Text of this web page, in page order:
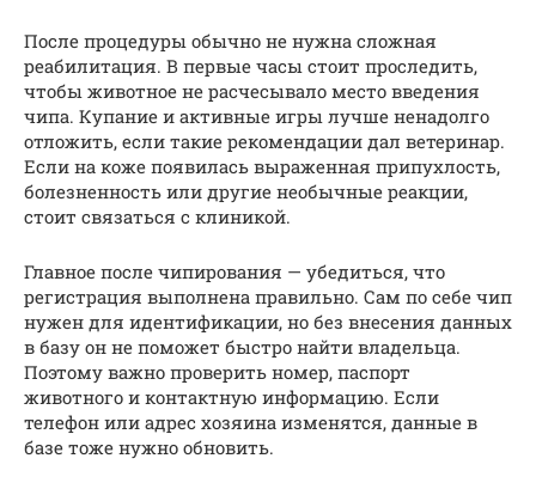
После процедуры обычно не нужна сложная
реабилитация. В первые часы стоит проследить,
чтобы животное не расчесывало место введения
чипа. Купание и активные игры лучше ненадолго
отложить, если такие рекомендации дал ветеринар.
Если на коже появилась выраженная припухлость,
болезненность или другие необычные реакции,
стоит связаться с клиникой.
Главное после чипирования — убедиться, что
регистрация выполнена правильно. Сам по себе чип
нужен для идентификации, но без внесения данных
в базу он не поможет быстро найти владельца.
Поэтому важно проверить номер, паспорт
животного и контактную информацию. Если
телефон или адрес хозяина изменятся, данные в
базе тоже нужно обновить.